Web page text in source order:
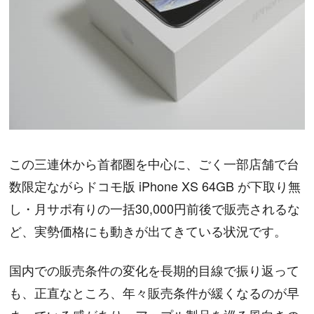
この三連休から首都圏を中心に、ごく一部店舗で台
数限定ながらドコモ版 iPhone XS 64GB が下取り無
し・月サポ有りの一括30,000円前後で販売されるな
ど、実勢価格にも動きが出てきている状況です。
国内での販売条件の変化を長期的目線で振り返って
も、正直なところ、年々販売条件が緩くなるのが早